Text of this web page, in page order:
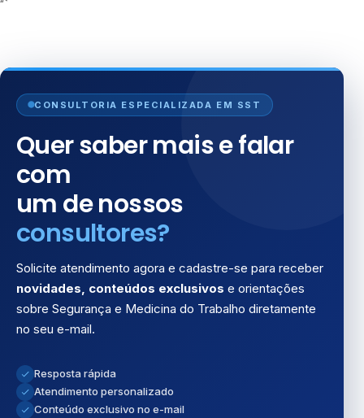
“`
CONSULTORIA ESPECIALIZADA EM SST
Quer saber mais e falar
com
um de nossos
consultores?
Solicite atendimento agora e cadastre-se para receber
novidades, conteúdos exclusivos e orientações
sobre Segurança e Medicina do Trabalho diretamente
no seu e-mail.
Resposta rápida
Atendimento personalizado
Conteúdo exclusivo no e-mail